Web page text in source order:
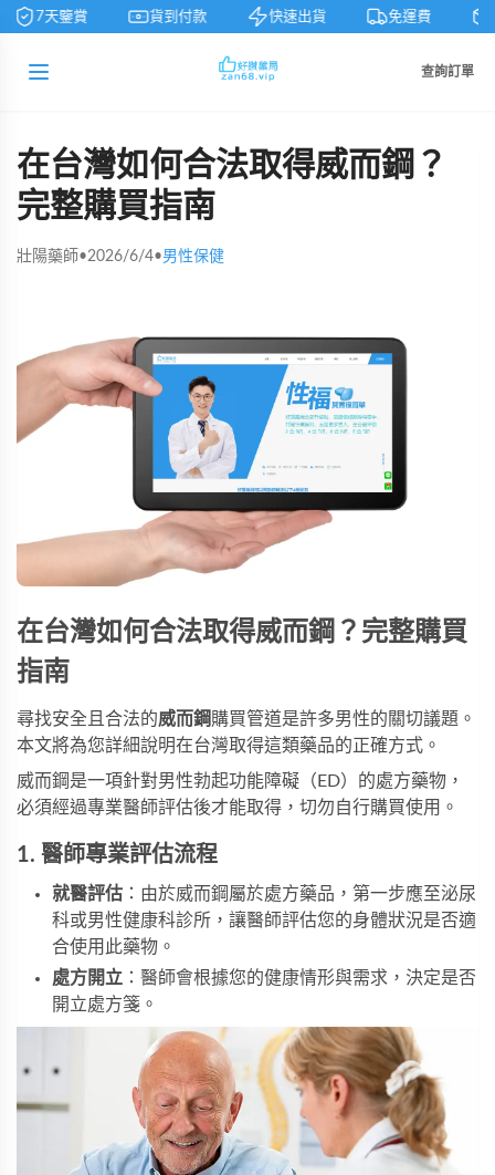
7天鑒賞 貨到付款 快速出貨 免運費
查詢訂單
在台灣如何合法取得威而鋼？
完整購買指南
壯陽藥師•2026/6/4•男性保健
在台灣如何合法取得威而鋼？完整購買
指南
尋找安全且合法的威而鋼購買管道是許多男性的關切議題。
本文將為您詳細說明在台灣取得這類藥品的正確方式。
威而鋼是一項針對男性勃起功能障礙（ED）的處方藥物，
必須經過專業醫師評估後才能取得，切勿自行購買使用。
1. 醫師專業評估流程
就醫評估 ：由於威而鋼屬於處方藥品，第一步應至泌尿
科或男性健康科診所，讓醫師評估您的身體狀況是否適
合使用此藥物。
處方開立 ：醫師會根據您的健康情形與需求，決定是否
開立處方箋。